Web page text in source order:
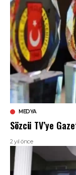
MEDYA
Sözcü TV’ye
2 yıl önce